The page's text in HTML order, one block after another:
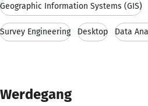
Geographic Information Systems (GIS)
Survey Engineering Desktop Data
Werdegang